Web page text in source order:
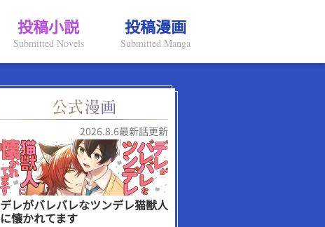
投稿小説
Submitted Novels
投稿漫画
Submitted Manga
2026.8.6最新話更新
デレがバレバレなツンデレ猫獣人
に懐かれてます